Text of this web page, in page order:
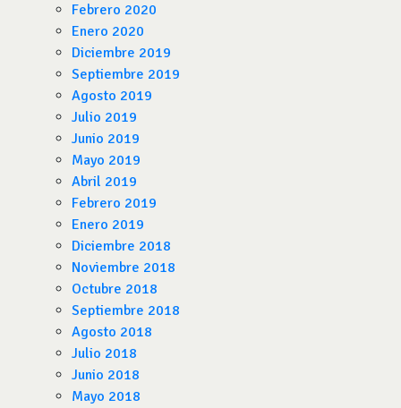
Febrero 2020
Enero 2020
Diciembre 2019
Septiembre 2019
Agosto 2019
Julio 2019
Junio 2019
Mayo 2019
Abril 2019
Febrero 2019
Enero 2019
Diciembre 2018
Noviembre 2018
Octubre 2018
Septiembre 2018
Agosto 2018
Julio 2018
Junio 2018
Mayo 2018